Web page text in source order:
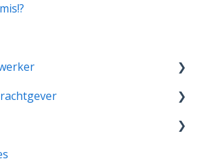
clevergig
Wat kan ik nog meer met
clevergig